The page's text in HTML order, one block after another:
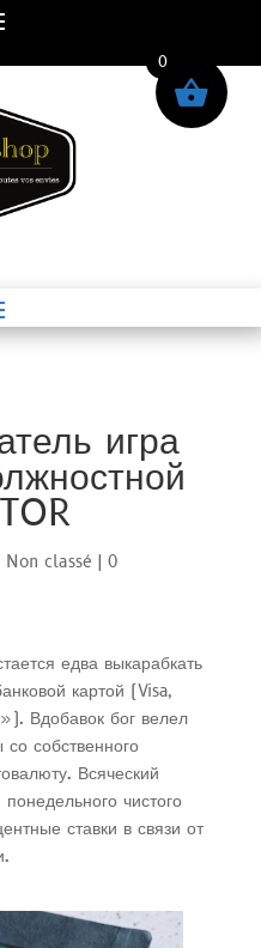
игра
Non classé | 0
едва выкарабкать
картой (Visa,
Вдобавок бог велел
собственного
Всяческий
чистого
ставки в связи от
0